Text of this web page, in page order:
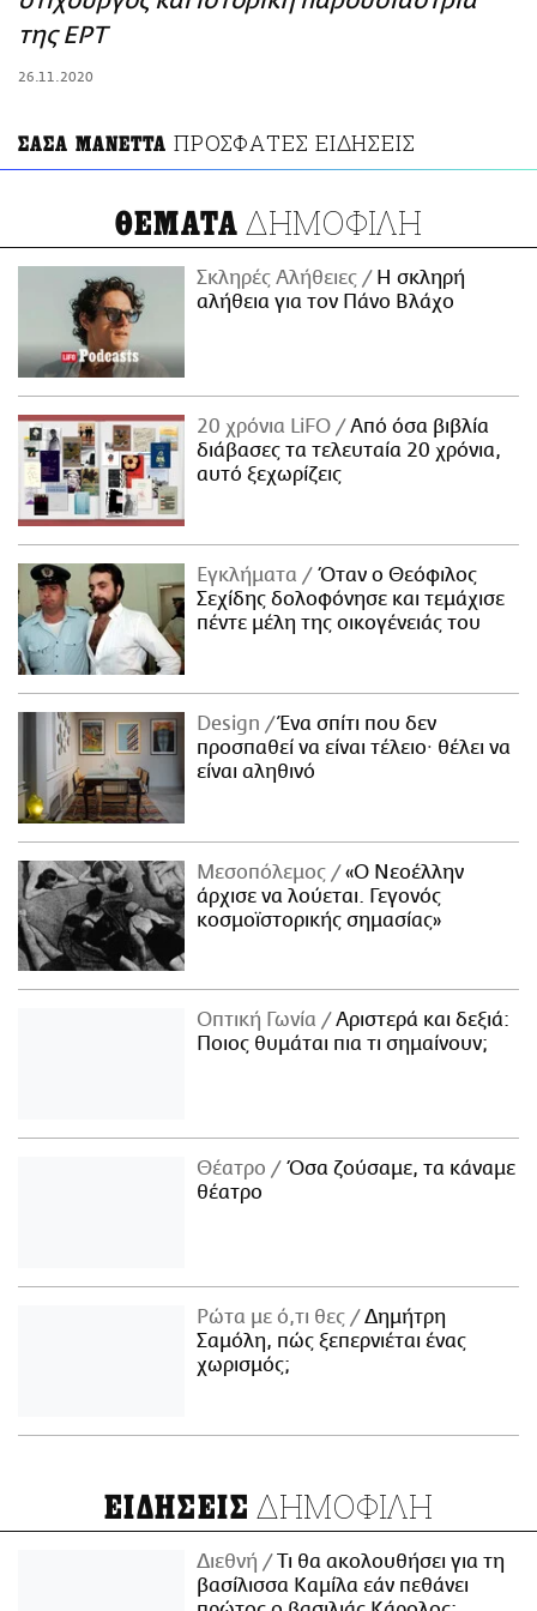
ΑΜΠΑ
της ΕΡΤ
26.11.2020
ΣΑΣΑ ΜΑΝΕΤΤΑ ΠΡΟΣΦΑΤΕΣ ΕΙΔΗΣΕΙΣ
ΘΕΜΑΤΑ ΔΗΜΟΦΙΛΗ
Σκληρές Αλήθειες
H σκληρή
αλήθεια για τον Πάνο Βλάχο
20 χρόνια LiFO
Από όσα βιβλία
διάβασες τα τελευταία 20 χρόνια,
αυτό ξεχωρίζεις
Εγκλήματα
Όταν ο Θεόφιλος
Σεχίδης δολοφόνησε και τεμάχισε
πέντε μέλη της οικογένειάς του
Design
Ένα σπίτι που δεν
προσπαθεί να είναι τέλειο· θέλει να
είναι αληθινό
Μεσοπόλεμος
«Ο Νεοέλλην
άρχισε να λούεται. Γεγονός
κοσμοϊστορικής σημασίας»
Οπτική Γωνία
Αριστερά και δεξιά:
Ποιος θυμάται πια τι σημαίνουν;
Θέατρο
Όσα ζούσαμε, τα κάναμε
θέατρο
Ρώτα με ό,τι θες
Δημήτρη
Σαμόλη, πώς ξεπερνιέται ένας
χωρισμός;
ΕΙΔΗΣΕΙΣ ΔΗΜΟΦΙΛΗ
Διεθνή
Τι θα ακολουθήσει για τη
βασίλισσα Καμίλα εάν πεθάνει